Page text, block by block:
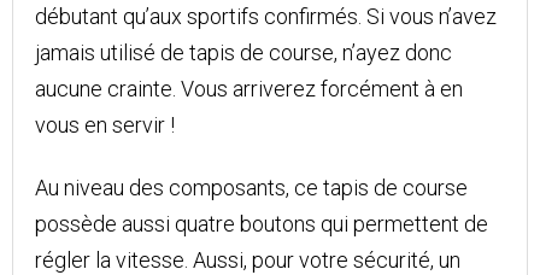
débutant qu’aux sportifs confirmés. Si vous n’avez
jamais utilisé de tapis de course, n’ayez donc
aucune crainte. Vous arriverez forcément à en
vous en servir !
Au niveau des composants, ce tapis de course
possède aussi quatre boutons qui permettent de
régler la vitesse. Aussi, pour votre sécurité, un